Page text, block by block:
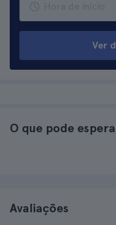
Ver
O que pode
Avaliações